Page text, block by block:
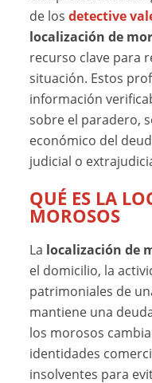
de losdetective
localización de
recurso clave para
situación. Estos
información
sobre el paradero,
económico del
judicial o
QUÉ ES LA
MOROSOS
La localización de
el domicilio, la
patrimoniales de
mantiene una
los morosos
identidades
insolventes para